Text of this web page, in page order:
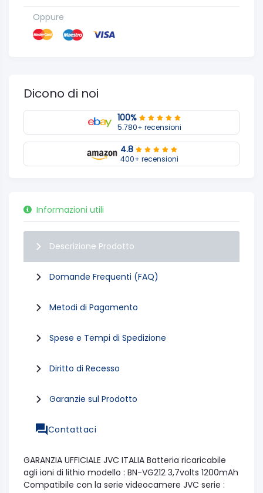
Oppure
Dicono di noi
100%
5.780+ recensioni
4.8
400+ recensioni
Informazioni utili
Descrizione Prodotto
Domande Frequenti (FAQ)
Metodi di Pagamento
Spese e Tempi di Spedizione
Diritto di Recesso
Garanzie sul Prodotto
Contattaci
GARANZIA UFFICIALE JVC ITALIA Batteria ricaricabile
agli ioni di lithio modello : BN-VG212 3,7volts 1200mAh
Compatibile con la serie videocamere JVC serie :